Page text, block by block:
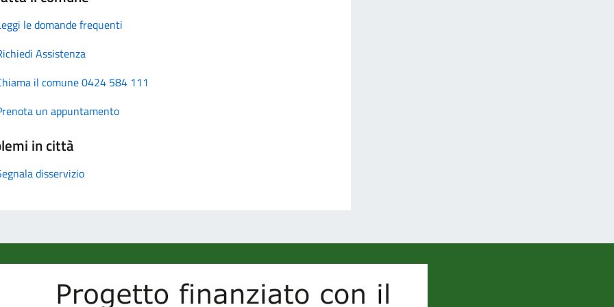
le domande frequenti
Assistenza
il comune 0424 584 111
un appuntamento
in città
disservizio